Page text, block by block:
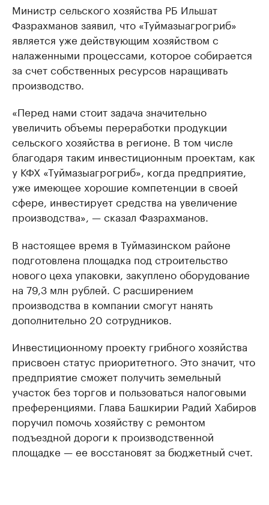
Министр сельского хозяйства РБ Ильшат
Фазрахманов заявил, что «Туймазыагрогриб»
является уже действующим хозяйством с
налаженными процессами, которое собирается
за счет собственных ресурсов наращивать
производство.
«Перед нами стоит задача значительно
увеличить объемы переработки продукции
сельского хозяйства в регионе. В том числе
благодаря таким инвестиционным проектам, как
у КФХ «Туймазыагрогриб», когда предприятие,
уже имеющее хорошие компетенции в своей
сфере, инвестирует средства на увеличение
производства», — сказал Фазрахманов.
В настоящее время в Туймазинском районе
подготовлена площадка под строительство
нового цеха упаковки, закуплено оборудование
на 79,3 млн рублей. С расширением
производства в компании смогут нанять
дополнительно 20 сотрудников.
Инвестиционному проекту грибного хозяйства
присвоен статус приоритетного. Это значит, что
предприятие сможет получить земельный
участок без торгов и пользоваться налоговыми
преференциями. Глава Башкирии Радий Хабиров
поручил помочь хозяйству с ремонтом
подъездной дороги к производственной
площадке — ее восстановят за бюджетный счет.